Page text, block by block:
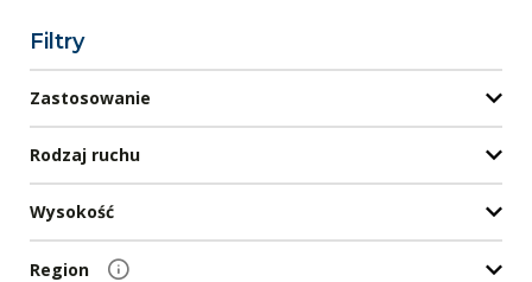
Filtry
Zastosowanie
Rodzaj ruchu
Wysokość
Region